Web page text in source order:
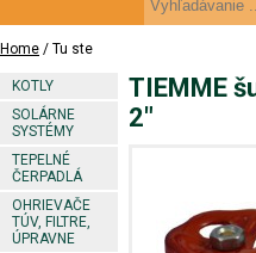
Home / Tu ste
KOTLY
SOLÁRNE
SYSTÉMY
TEPELNÉ
ČERPADLÁ
OHRIEVAČE
TÚV, FILTRE,
ÚPRAVNE
TIEMME
2"